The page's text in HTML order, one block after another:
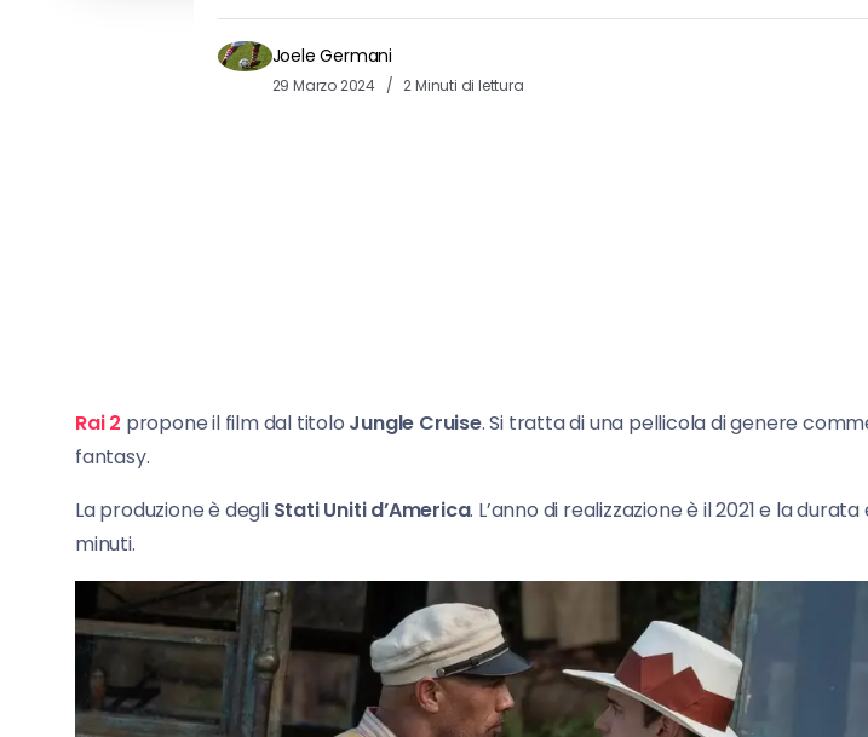
Joele Germani
29 Marzo 2024 2 Minuti di lettura
Rai 2 propone il film dal titolo Jungle Cruise. Si tratta di una pellicola di genere
fantasy.
La produzione è degli Stati Uniti d’America. L’anno di realizzazione è il 2021 e la durata
minuti.